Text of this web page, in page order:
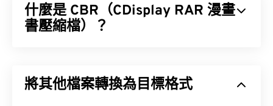
什麼是 CBR（CDisplay RAR 漫畫
書壓縮檔）？
一個包含數位漫畫書的單一壓縮檔案。實際上，它是
將其他檔案轉換為目標格式